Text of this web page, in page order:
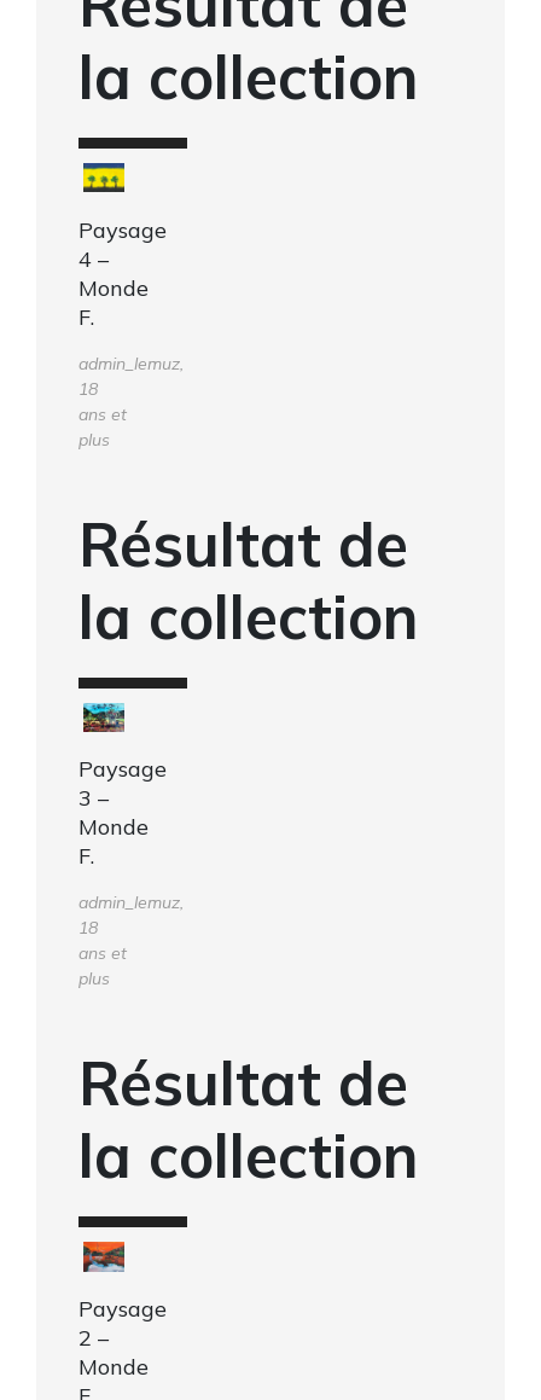
la collection
Paysage
4 –
Monde
F.
admin_lemuz,
18
ans et
plus
Résultat de
la collection
Paysage
3 –
Monde
F.
admin_lemuz,
18
ans et
plus
Résultat de
la collection
Paysage
2 –
Monde